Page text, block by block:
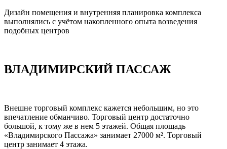
Дизайн помещения и внутренняя планировка комплекса
выполнялись с учётом накопленного опыта возведения
подобных центров
ВЛАДИМИРСКИЙ ПАССАЖ
Внешне торговый комплекс кажется небольшим, но это
впечатление обманчиво. Торговый центр достаточно
большой, к тому же в нем 5 этажей. Общая площадь
«Владимирского Пассажа» занимает 27000 м². Торговый
центр занимает 4 этажа.